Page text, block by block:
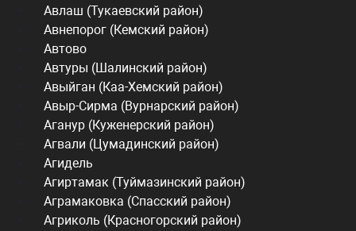
Авлаш (Тукаевский район)
Авнепорог (Кемский район)
Автово
Автуры (Шалинский район)
Авыйган (Каа-Хемский район)
Авыр-Сирма (Вурнарский район)
Аганур (Куженерский район)
Агвали (Цумадинский район)
Агидель
Агиртамак (Туймазинский район)
Аграмаковка (Спасский район)
Агриколь (Красногорский район)